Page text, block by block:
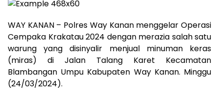
WAY KANAN – Polres Way Kanan menggelar Operasi
Cempaka Krakatau 2024 dengan merazia salah satu
warung yang disinyalir menjual minuman keras
(miras) di Jalan Talang Karet Kecamatan
Blambangan Umpu Kabupaten Way Kanan. Minggu
(24/03/2024).